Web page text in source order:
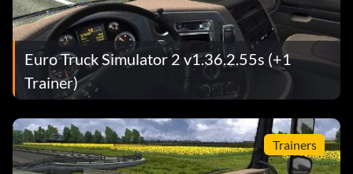
Euro Truck Simulator 2 v1.36.2.55s (+1
Trainer)
Trainers